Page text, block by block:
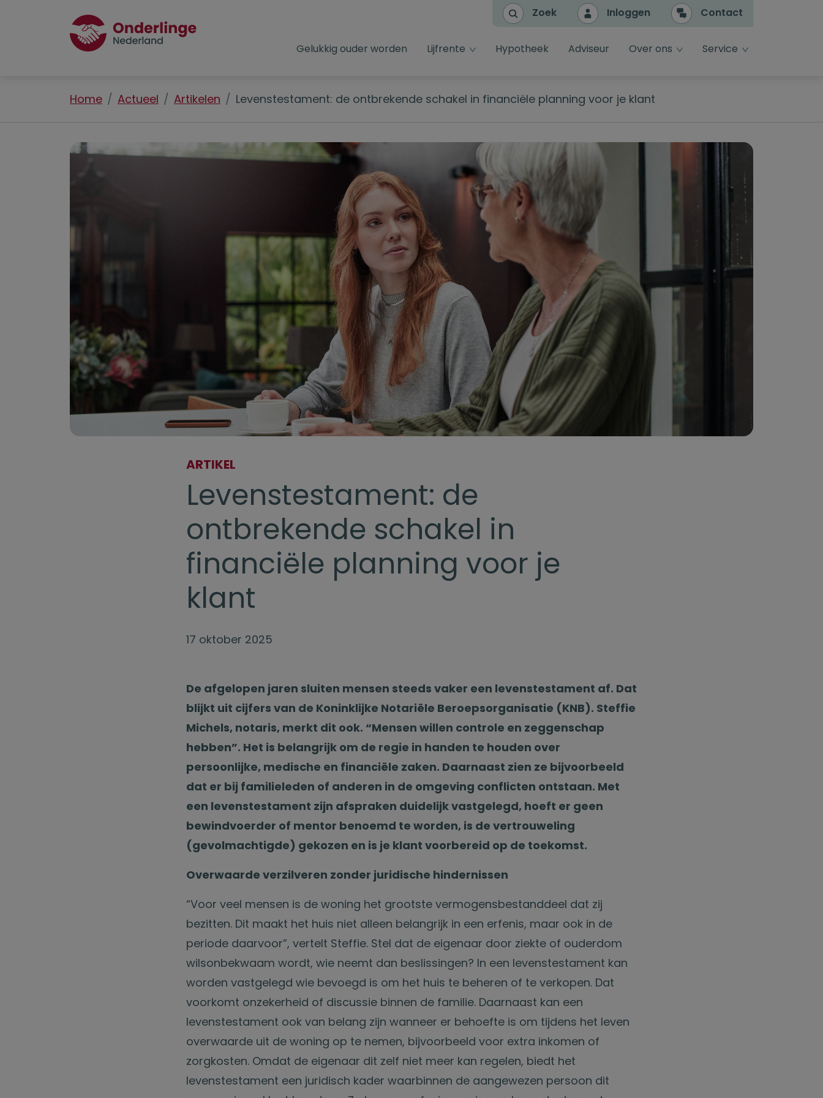
Zoek Inloggen Contact
Gelukkig ouder worden Lijfrente dropdown toggle
Hypotheek Adviseur Over ons dropdown toggle
Service dropdown toggle
Home Actueel Artikelen Levenstestament: de ontbrekende schakel in financiële planning voor je klant
ARTIKEL
Levenstestament: de
ontbrekende schakel in
financiële planning voor je
klant
17 oktober 2025
De afgelopen jaren sluiten mensen steeds vaker een levenstestament af. Dat
blijkt uit cijfers van de Koninklijke Notariële Beroepsorganisatie (KNB). Steffie
Michels, notaris, merkt dit ook. “Mensen willen controle en zeggenschap
hebben”. Het is belangrijk om de regie in handen te houden over
persoonlijke, medische en financiële zaken. Daarnaast zien ze bijvoorbeeld
dat er bij familieleden of anderen in de omgeving conflicten ontstaan. Met
een levenstestament zijn afspraken duidelijk vastgelegd, hoeft er geen
bewindvoerder of mentor benoemd te worden, is de vertrouweling
(gevolmachtigde) gekozen en is je klant voorbereid op de toekomst.
Overwaarde verzilveren zonder juridische hindernissen
“Voor veel mensen is de woning het grootste vermogensbestanddeel dat zij
bezitten. Dit maakt het huis niet alleen belangrijk in een erfenis, maar ook in de
periode daarvoor”, vertelt Steffie. Stel dat de eigenaar door ziekte of ouderdom
wilsonbekwaam wordt, wie neemt dan beslissingen? In een levenstestament kan
worden vastgelegd wie bevoegd is om het huis te beheren of te verkopen. Dat
voorkomt onzekerheid of discussie binnen de familie. Daarnaast kan een
levenstestament ook van belang zijn wanneer er behoefte is om tijdens het leven
overwaarde uit de woning op te nemen, bijvoorbeeld voor extra inkomen of
zorgkosten. Omdat de eigenaar dit zelf niet meer kan regelen, biedt het
levenstestament een juridisch kader waarbinnen de aangewezen persoon dit